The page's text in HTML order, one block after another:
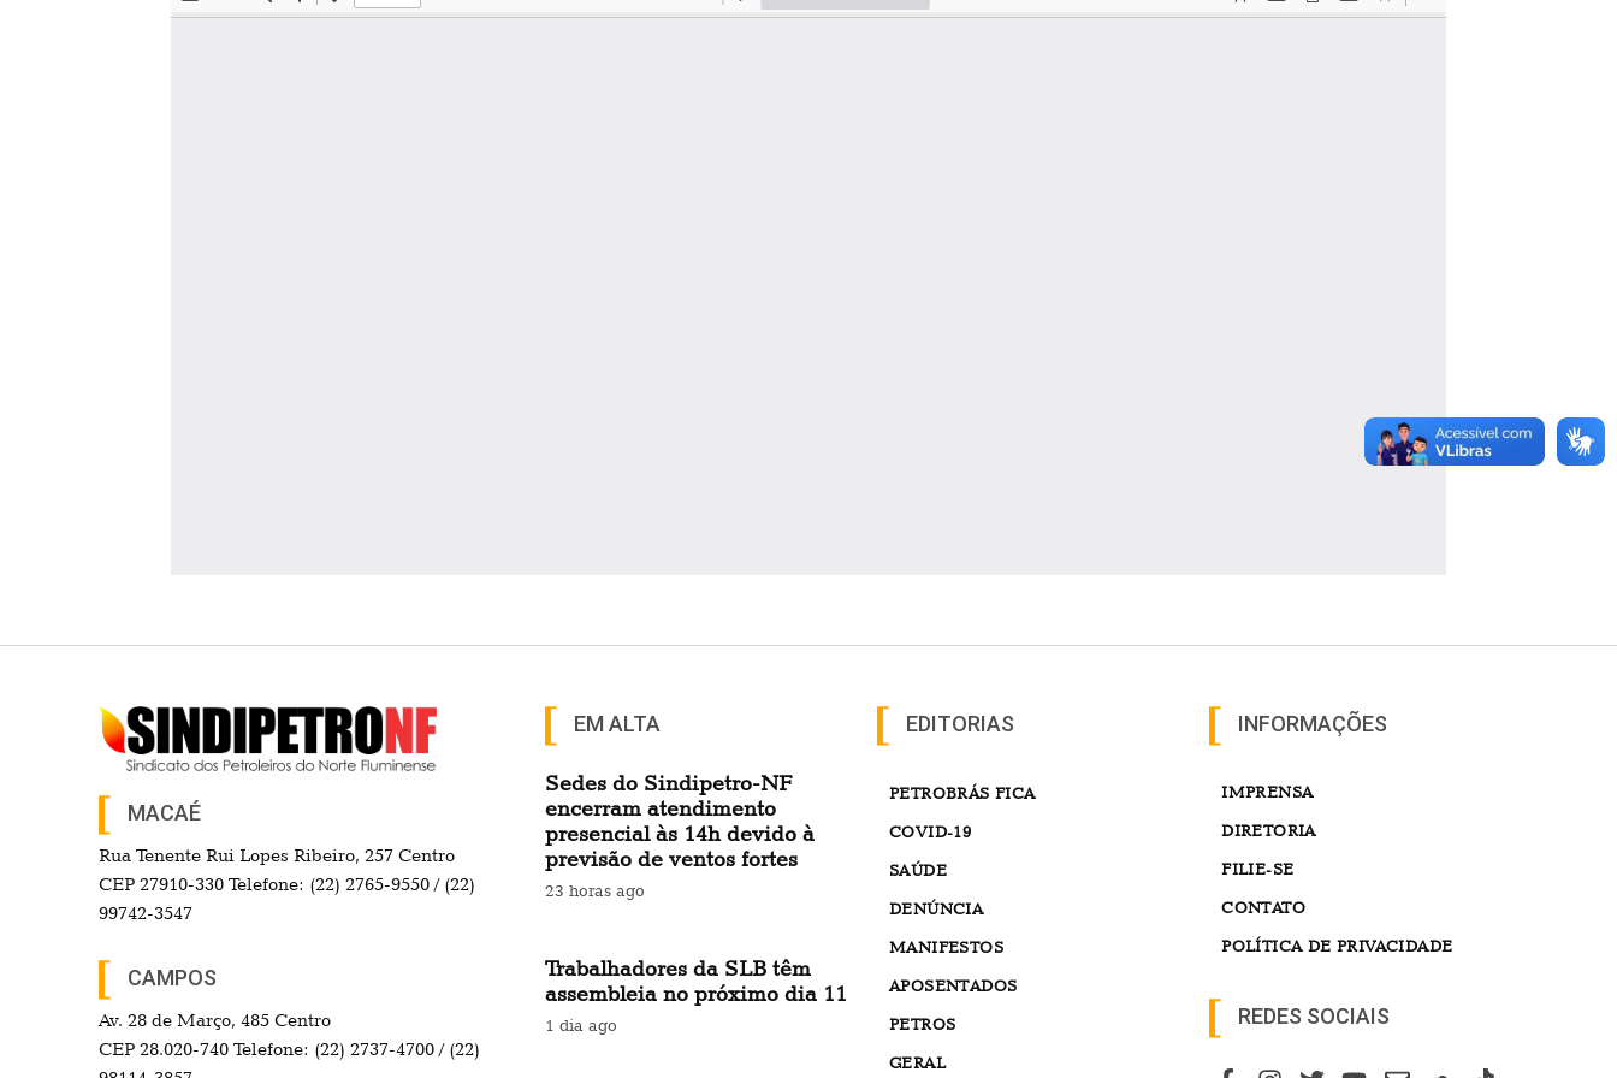
MACAÉ
Rua Tenente Rui Lopes Ribeiro, 257 Centro
CEP 27910-330 Telefone: (22) 2765-9550 / (22)
99742-3547
CAMPOS
Av. 28 de Março, 485 Centro
CEP 28.020-740 Telefone: (22) 2737-4700 / (22)
EM ALTA
Sedes do Sindipetro-NF
encerram atendimento
presencial às 14h devido à
previsão de ventos fortes
23 horas ago
Trabalhadores da SLB têm
assembleia no próximo dia 11
1 dia ago
EDITORIAS
PETROBRÁS FICA
COVID-19
SAÚDE
DENÚNCIA
MANIFESTOS
APOSENTADOS
PETROS
GERAL
INFORMAÇÕES
IMPRENSA
DIRETORIA
FILIE-SE
CONTATO
POLÍTICA DE PRIVACIDADE
REDES SOCIAIS